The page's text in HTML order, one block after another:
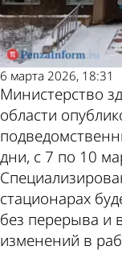
6 марта 2026, 18:31
Министерство
области
дни, с 7 по 10
стационарах
без перерыва и
изменений в